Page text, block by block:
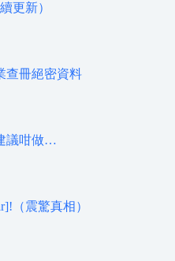
更新）
查冊絕密資料
議咁做…
（震驚真相）